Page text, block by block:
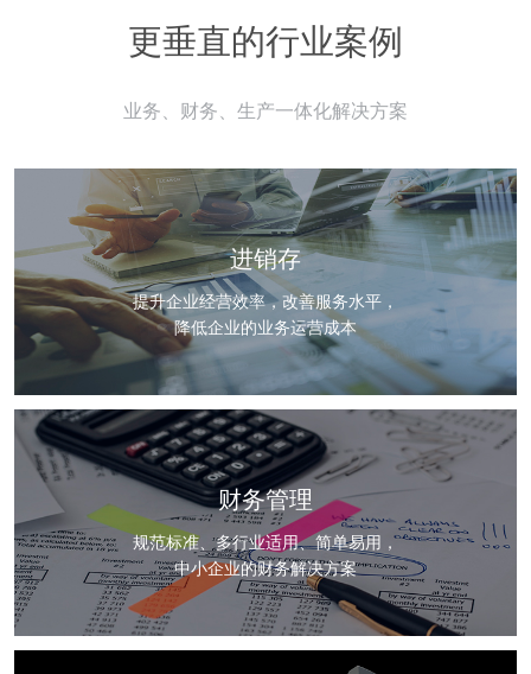
更垂直的行业案例
业务、财务、生产一体化解决方案
进销存
提升企业经营效率，改善服务水平，
降低企业的业务运营成本
财务管理
规范标准、多行业适用、简单易用，
中小企业的财务解决方案